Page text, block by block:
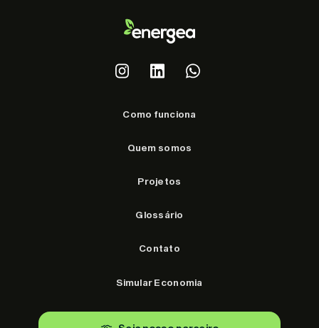
Como funciona
Quem somos
Projetos
Glossário
Contato
Simular Economia